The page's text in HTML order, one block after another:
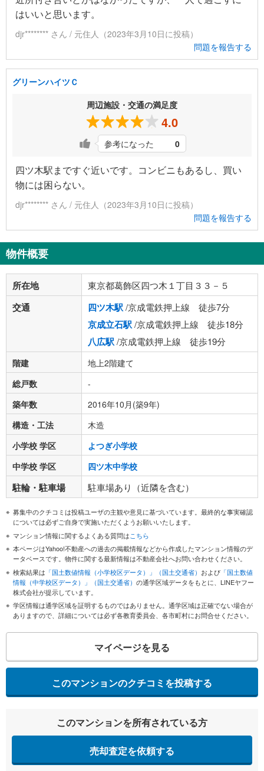
はいいと思います。
djr******** さん / 元住人（2023年3月10日に投稿）
問題を報告する
グリーンハイツＣ
周辺施設・交通の満足度
4.0
参考になった 0
四ツ木駅まですぐ近いです。コンビニもあるし、買い
物には困らない。
djr******** さん / 元住人（2023年3月10日に投稿）
問題を報告する
物件概要
所在地 東京都葛飾区四つ木１丁目３３－５
交通 四ツ木駅/京成電鉄押上線 徒歩7分
京成立石駅/京成電鉄押上線 徒歩18分
八広駅/京成電鉄押上線 徒歩19分
階建
地上2階建て
総戸数
-
築年数
2016年10月(築9年)
構造・工法
木造
小学校 学区
よつぎ小学校
中学校 学区
四ツ木中学校
駐輪・駐車場 駐車場あり（近隣を含む）
募集中のクチコミは投稿ユーザの主観や意見に基づいています。最終的な事実確認
については必ずご自身で実施いただくようお願いいたします。
マンション情報に関するよくある質問はこちら
本ページはYahoo!不動産への過去の掲載情報などから作成したマンション情報のデ
ータベースです。物件に関する最新情報は不動産会社へお問い合わせください。
検索結果は 「国土数値情報（小学校区データ）」（国土交通省） および 「国土数値
情報（中学校区データ）」（国土交通省） の通学区域データをもとに、LINEヤフー
株式会社が提示しています。
学区情報は通学区域を証明するものではありません。通学区域は正確でない場合が
ありますので、詳細については必ず各教育委員会、各市町村にお問合せください。
マイページを見る
このマンションのクチコミを投稿する
このマンションを所有されている方
売却査定を依頼する